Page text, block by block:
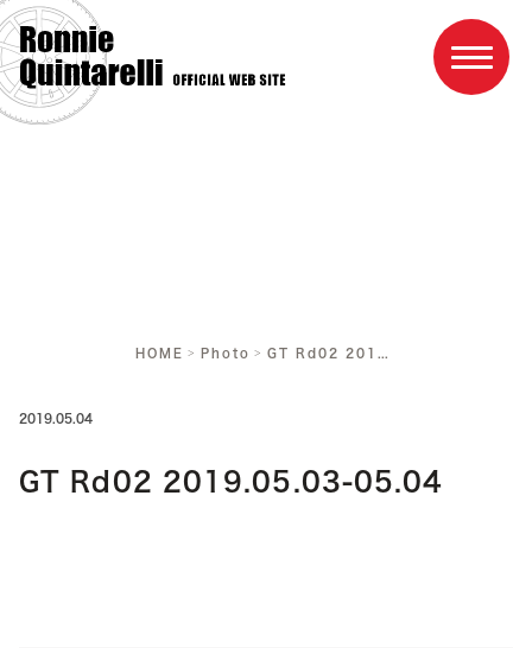
Race schedule
Photo
HOME Photo
2019.05.04
GT Rd02 2019.05.03-05.04